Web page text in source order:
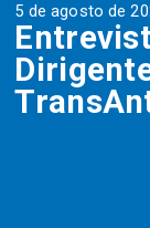
5 de agosto de